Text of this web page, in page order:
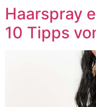
Haarspray
10 Tipps